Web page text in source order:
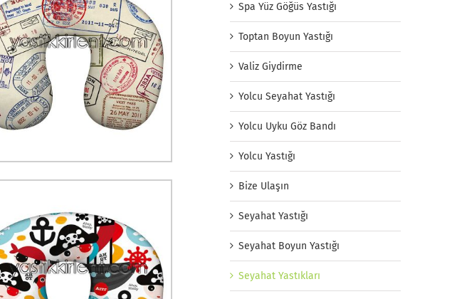
Spa Yüz Göğüs Yastığı
Toptan Boyun Yastığı
Valiz Giydirme
Yolcu Seyahat Yastığı
Yolcu Uyku Göz Bandı
Yolcu Yastığı
Bize Ulaşın
Seyahat Yastığı
Seyahat Boyun Yastığı
Seyahat Yastıkları